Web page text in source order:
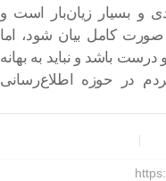
و بسیار زیان‌بار است و
صورت کامل بیان شود، اما
باشد و نباید به بهانه
در حوزه اطلاع‌رسانی